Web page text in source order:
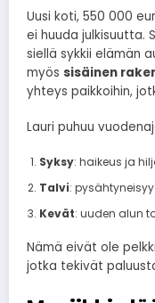
Uusi koti, 550 000
ei huuda julkisuutta.
siellä sykkii elämän
myös sisäinen
yhteys paikkoihin,
Lauri puhuu
Syksy: haikeus ja
Talvi:
Kevät: uuden alun
Nämä eivät ole
jotka tekivät